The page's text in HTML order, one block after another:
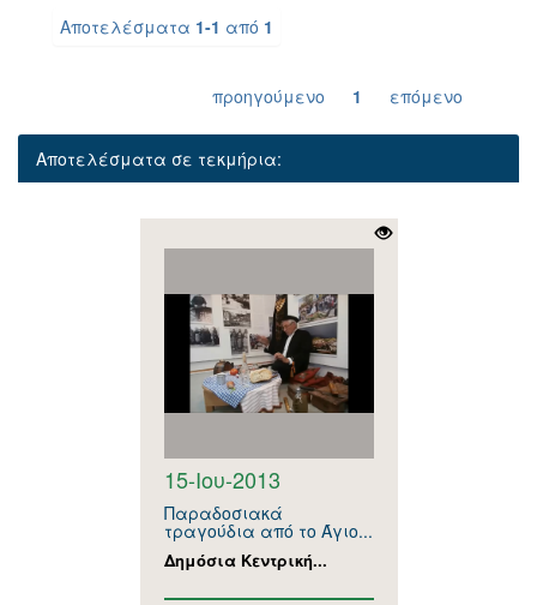
Αποτελέσματα 1-1 από 1
προηγούμενο 1 επόμενο
Αποτελέσματα σε τεκμήρια:
15-Ιου-2013
Παραδοσιακά
τραγούδια από το Άγιο...
Δημόσια Κεντρική...